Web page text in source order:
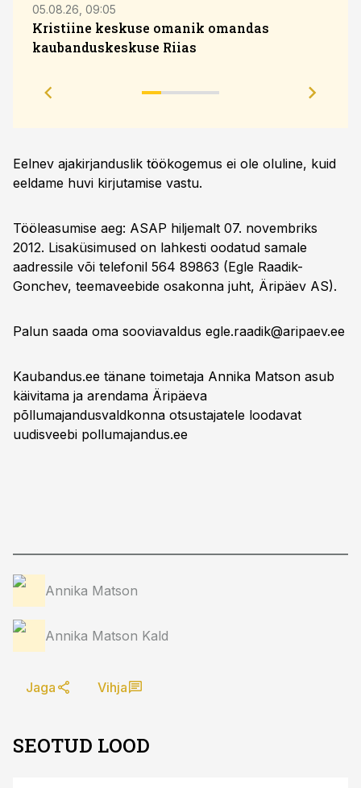
05.08.26, 09:05
Kristiine keskuse omanik omandas
kaubanduskeskuse Riias
Eelnev ajakirjanduslik töökogemus ei ole oluline, kuid
eeldame huvi kirjutamise vastu.
Tööleasumise aeg: ASAP hiljemalt 07. novembriks
2012. Lisaküsimused on lahkesti oodatud samale
aadressile või telefonil 564 89863 (Egle Raadik-
Gonchev, teemaveebide osakonna juht, Äripäev AS).
Palun saada oma sooviavaldus egle.raadik@aripaev.ee
Kaubandus.ee tänane toimetaja Annika Matson asub
käivitama ja arendama Äripäeva
põllumajandusvaldkonna otsustajatele loodavat
uudisveebi pollumajandus.ee
Annika Matson
Annika Matson Kald
Jaga Vihja
SEOTUD LOOD